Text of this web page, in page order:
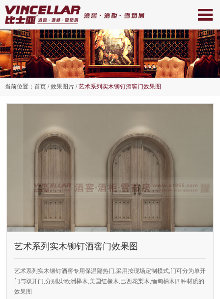
当前位置： 首页 / 效果图片 /艺术系列实木铆钉酒窖门效果图
艺术系列实木铆钉酒窖门效果图
艺术系列实木铆钉酒窖专用保温隔热门,采用按现场定制模式,门可分为单开
门与双开门,分别以:欧洲榉木,美国红橡木,巴西花梨木,缅甸柚木四种材质的
效果图